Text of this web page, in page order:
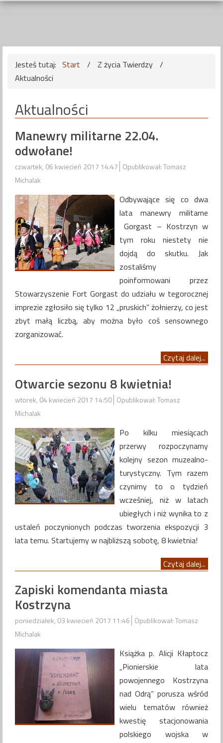
Jesteś tutaj: Start / Z życia Twierdzy /
Aktualności
Aktualności
Manewry militarne 22.04.
odwołane!
czwartek, 06 kwiecień 2017 14:47 Opublikował: Tomasz
Michalak
Odbywające się co dwa
lata manewry militarne
Gorgast – Kostrzyn w
tym roku niestety nie
dojdą do skutku. Jak
zostaliśmy
poinformowani przez
Stowarzyszenie Fort Gorgast do udziału w tegorocznej
imprezie zgłosiło się tylko 12 „pruskich” żołnierzy, co jest
zbyt małą liczbą, aby można było coś sensownego
zorganizować.
Czytaj dalej...
Otwarcie sezonu 8 kwietnia!
wtorek, 04 kwiecień 2017 14:50 Opublikował: Tomasz
Michalak
Po kilku miesiącach
przerwy rozpoczynamy
kolejny sezon muzealno-
turystyczny. Tym razem
czynimy to o tydzień
wcześniej, niż w latach
ubiegłych i niż wynika to z
ustaleń poczynionych podczas tworzenia ekspozycji 3
lata temu. Startujemy w najbliższą sobotę, 8 kwietnia!
Czytaj dalej...
Zapiski komendanta miasta
Kostrzyna
poniedziałek, 03 kwiecień 2017 11:46 Opublikował: Tomasz
Michalak
Książka p. Alicji Kłaptocz
„Pionierskie lata
powojennego Kostrzyna
nad Odrą” porusza wśród
wielu tematów również
kwestię stacjonowania
polskiego wojska w